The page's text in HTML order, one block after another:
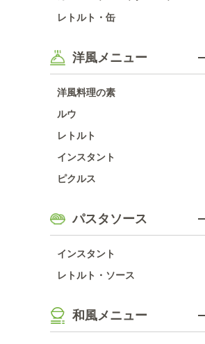
レトルト・缶
洋風メニュー
洋風料理の素
ルウ
レトルト
インスタント
ピクルス
パスタソース
インスタント
レトルト・ソース
和風メニュー